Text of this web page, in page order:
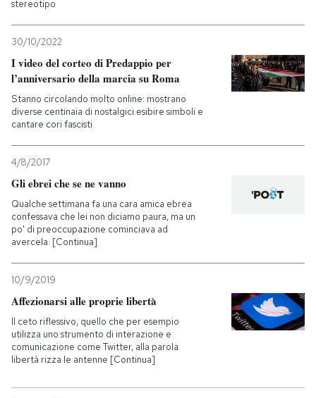
CALENDARIO
AREA PERSONALE
Entra
stereotipo
30/10/2022
I video del corteo di Predappio per
l’anniversario della marcia su Roma
Stanno circolando molto online: mostrano
diverse centinaia di nostalgici esibire simboli e
cantare cori fascisti
4/8/2017
Gli ebrei che se ne vanno
Qualche settimana fa una cara amica ebrea
confessava che lei non diciamo paura, ma un
po' di preoccupazione cominciava ad
avercela. [Continua]
10/9/2019
Affezionarsi alle proprie libertà
Il ceto riflessivo, quello che per esempio
utilizza uno strumento di interazione e
comunicazione come Twitter, alla parola
libertà rizza le antenne [Continua]